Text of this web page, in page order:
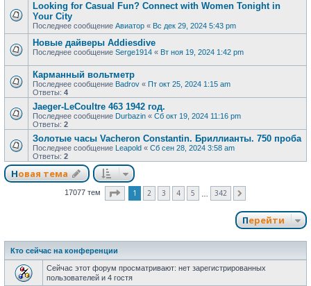
Looking for Casual Fun? Connect with Women Tonight in
Your City
Последнее сообщение Авиатор « Вс дек 29, 2024 5:43 pm
Новые дайверы Addiesdive
Последнее сообщение Serge1914 « Вт ноя 19, 2024 1:42 pm
Карманный вольтметр
Последнее сообщение Badrov « Пт окт 25, 2024 1:15 am
Ответы: 4
Jaeger-LeCoultre 463 1942 год.
Последнее сообщение Durbazin « Сб окт 19, 2024 11:16 pm
Ответы: 2
Золотые часы Vacheron Constantin. Бриллианты. 750 проба
Последнее сообщение Leapold « Сб сен 28, 2024 3:58 am
Ответы: 2
Новая тема
17077 тем Страница из 342
1 2 3 4 5 342
Перейти
Кто сейчас на конференции
Сейчас этот форум просматривают: нет зарегистрированных
пользователей и 4 гостя